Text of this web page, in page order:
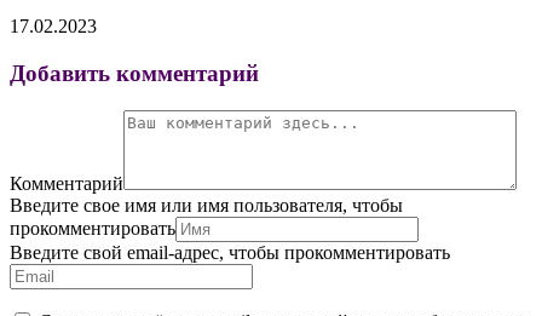
17.02.2023
Добавить комментарий
Комментарий
Введите свое имя или имя пользователя, чтобы
прокомментировать
Введите свой email-адрес, чтобы прокомментировать